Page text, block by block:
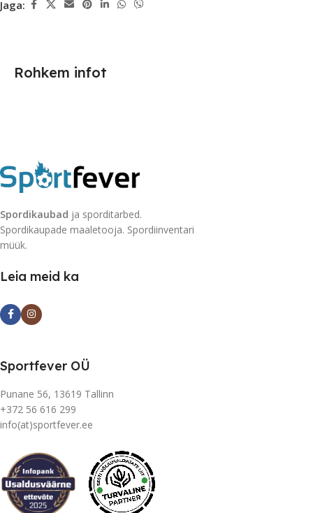
Jaga:
Rohkem infot
Spordikaubad ja sporditarbed.
Spordikaupade maaletooja. Spordiinventari
müük.
Leia meid ka
Sportfever OÜ
Punane 56, 13619 Tallinn
+372 56 616 299
info(at)sportfever.ee